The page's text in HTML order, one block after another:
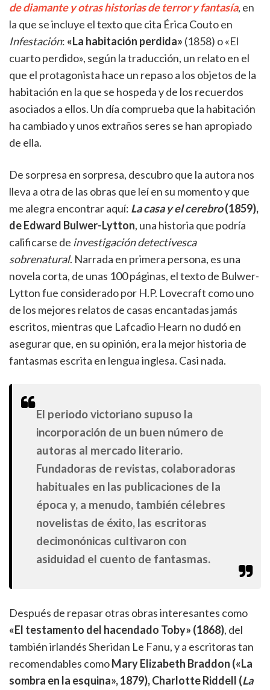
de diamante y otras historias de terror y fantasía, en
la que se incluye el texto que cita Érica Couto en
Infestación: «La habitación perdida» (1858) o «El
cuarto perdido», según la traducción, un relato en el
que el protagonista hace un repaso a los objetos de la
habitación en la que se hospeda y de los recuerdos
asociados a ellos. Un día comprueba que la habitación
ha cambiado y unos extraños seres se han apropiado
de ella.
De sorpresa en sorpresa, descubro que la autora nos
lleva a otra de las obras que leí en su momento y que
me alegra encontrar aquí: La casa y el cerebro(1859),
de Edward Bulwer-Lytton, una historia que podría
calificarse de investigación detectivesca
sobrenatural. Narrada en primera persona, es una
novela corta, de unas 100 páginas, el texto de Bulwer-
Lytton fue considerado por H.P. Lovecraft como uno
de los mejores relatos de casas encantadas jamás
escritos, mientras que Lafcadio Hearn no dudó en
asegurar que, en su opinión, era la mejor historia de
fantasmas escrita en lengua inglesa. Casi nada.
El periodo victoriano supuso la
incorporación de un buen número de
autoras al mercado literario.
Fundadoras de revistas, colaboradoras
habituales en las publicaciones de la
época y, a menudo, también célebres
novelistas de éxito, las escritoras
decimonónicas cultivaron con
asiduidad el cuento de fantasmas.
Después de repasar otras obras interesantes como
«El testamento del hacendado Toby» (1868), del
también irlandés Sheridan Le Fanu, y a escritoras tan
recomendables comoMary Elizabeth Braddon («La
sombra en la esquina», 1879), Charlotte Riddell (La